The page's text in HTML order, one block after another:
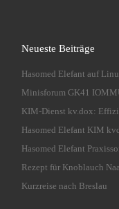
Neueste Beiträge
Hasomed Elefant auf
Minisforum GK41
KIM-Dienst kv.dox:
Hasomed Elefant KIM
Hasomed Elefant
Rezept für Knoblauch
Kurzreise nach Breslau